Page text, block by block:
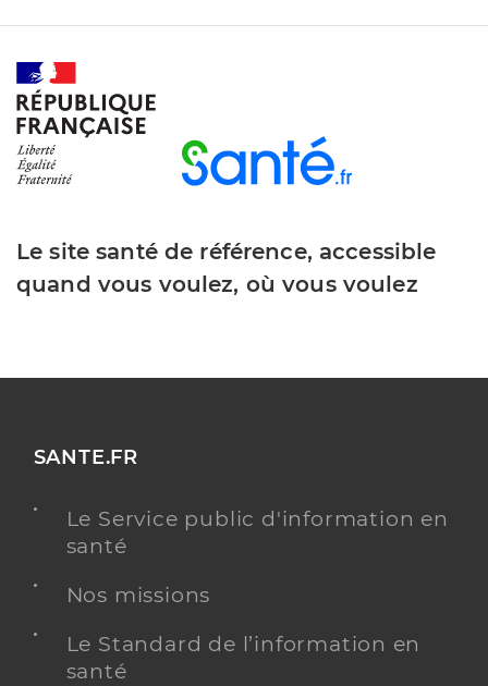
Le site santé de référence, accessible
quand vous voulez, où vous voulez
SANTE.FR
Le Service public d'information en
santé
Nos missions
Le Standard de l’information en
santé